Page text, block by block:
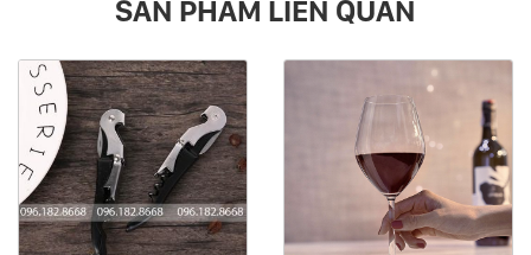
SẢN PHẨM LIÊN QUAN